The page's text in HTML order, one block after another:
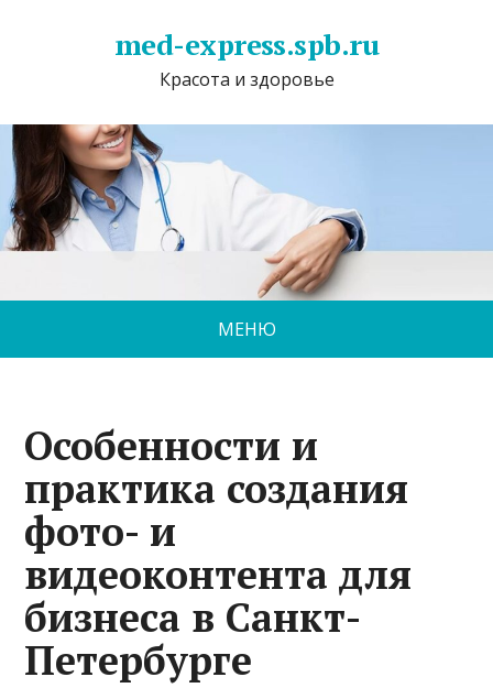
med-express.spb.ru
Красота и здоровье
МЕНЮ
Особенности и
практика создания
фото- и
видеоконтента для
бизнеса в Санкт-
Петербурге